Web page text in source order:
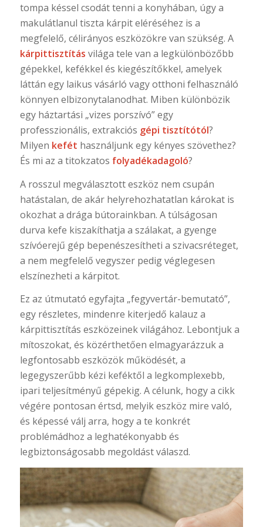
tompa késsel csodát tenni a konyhában, úgy a
makulátlanul tiszta kárpit eléréséhez is a
megfelelő, célirányos eszközökre van szükség. A
kárpittisztítás világa tele van a legkülönbözőbb
gépekkel, kefékkel és kiegészítőkkel, amelyek
láttán egy laikus vásárló vagy otthoni felhasználó
könnyen elbizonytalanodhat. Miben különbözik
egy háztartási „vizes porszívó” egy
professzionális, extrakciós gépi tisztítótól?
Milyen kefét használjunk egy kényes szövethez?
És mi az a titokzatos folyadékadagoló?
A rosszul megválasztott eszköz nem csupán
hatástalan, de akár helyrehozhatatlan károkat is
okozhat a drága bútorainkban. A túlságosan
durva kefe kiszakíthatja a szálakat, a gyenge
szívóerejű gép bepenészesítheti a szivacsréteget,
a nem megfelelő vegyszer pedig véglegesen
elszínezheti a kárpitot.
Ez az útmutató egyfajta „fegyvertár-bemutató”,
egy részletes, mindenre kiterjedő kalauz a
kárpittisztítás eszközeinek világához. Lebontjuk a
mítoszokat, és közérthetően elmagyarázzuk a
legfontosabb eszközök működését, a
legegyszerűbb kézi keféktől a legkomplexebb,
ipari teljesítményű gépekig. A célunk, hogy a cikk
végére pontosan értsd, melyik eszköz mire való,
és képessé válj arra, hogy a te konkrét
problémádhoz a leghatékonyabb és
legbiztonságosabb megoldást válaszd.